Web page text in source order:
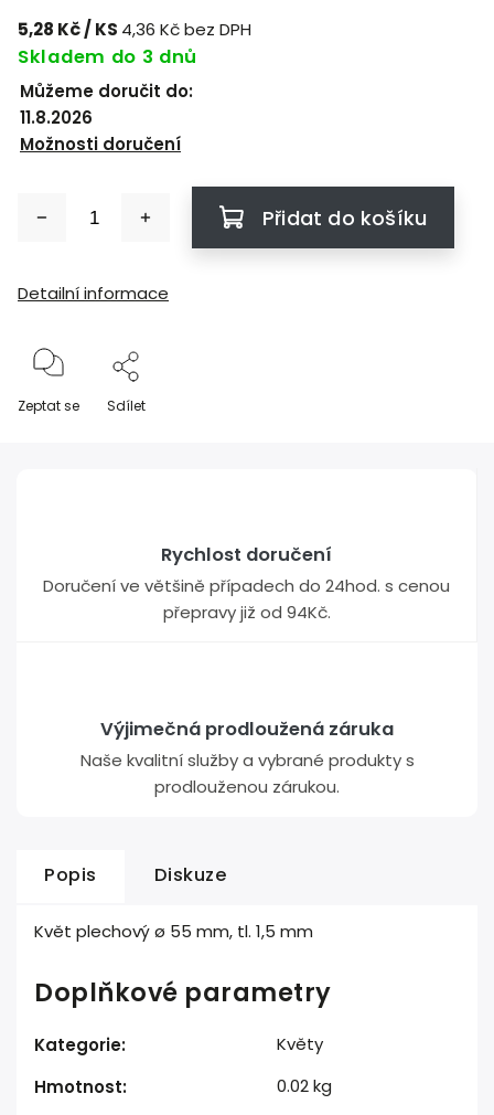
5,28 Kč/ KS 4,36 Kč bez DPH
Skladem do 3 dnů
Můžeme doručit do:
11.8.2026
Možnosti doručení
Přidat do košíku
Detailní informace
Zeptat se Sdílet
Rychlost doručení
Doručení ve většině případech do 24hod. s cenou
přepravy již od 94Kč.
Výjimečná prodloužená záruka
Naše kvalitní služby a vybrané produkty s
prodlouženou zárukou.
Popis Diskuze
Květ plechový ø 55 mm, tl. 1,5 mm
Doplňkové parametry
Kategorie:
Květy
Hmotnost:
0.02 kg